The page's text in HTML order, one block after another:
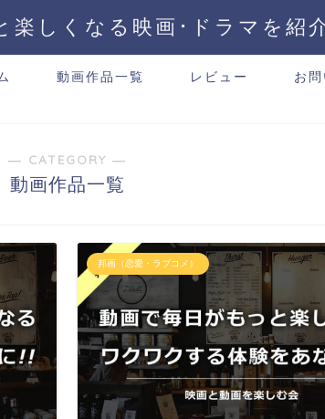
楽しくなる映画･ドラマを紹
動画作品一覧 レビュー お
― CATEGORY ―
動画作品一覧
邦画（恋愛・ラブコメ）